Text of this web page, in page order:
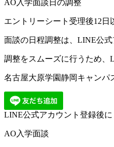
AO入学面談日の調整
エントリーシート受理後12日
面談の日程調整は、LINE公式
調整をスムーズに行うため、
名古屋大原学園静岡キャンパ
LINE公式アカウント登録後に
AO入学面談